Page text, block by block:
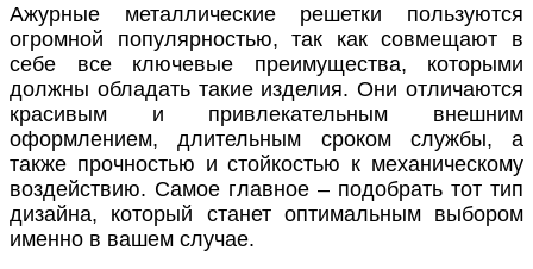
Ажурные металлические решетки пользуются
огромной популярностью, так как совмещают в
себе все ключевые преимущества, которыми
должны обладать такие изделия. Они отличаются
красивым и привлекательным внешним
оформлением, длительным сроком службы, а
также прочностью и стойкостью к механическому
воздействию. Самое главное – подобрать тот тип
дизайна, который станет оптимальным выбором
именно в вашем случае.